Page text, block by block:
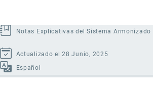
Notas Explicativas del Sistema Armonizado
Actualizado el 28 Junio, 2025
Español